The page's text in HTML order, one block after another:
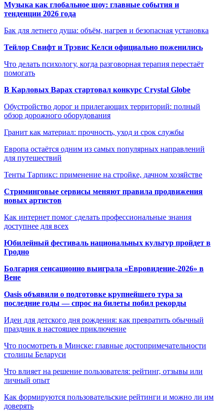
Музыка как глобальное шоу: главные события и
тенденции 2026 года
Бак для летнего душа: объём, нагрев и безопасная установка
Тейлор Свифт и Трэвис Келси официально поженились
Что делать психологу, когда разговорная терапия перестаёт
помогать
В Карловых Варах стартовал конкурс Crystal Globe
Обустройство дорог и прилегающих территорий: полный
обзор дорожного оборудования
Гранит как материал: прочность, уход и срок службы
Европа остаётся одним из самых популярных направлений
для путешествий
Тенты Тарпикс: применение на стройке, дачном хозяйстве
Стриминговые сервисы меняют правила продвижения
новых артистов
Как интернет помог сделать профессиональные знания
доступнее для всех
Юбилейный фестиваль национальных культур пройдет в
Гродно
Болгария сенсационно выиграла «Евровидение-2026» в
Вене
Oasis объявили о подготовке крупнейшего тура за
последние годы — спрос на билеты побил рекорды
Идеи для детского дня рождения: как превратить обычный
праздник в настоящее приключение
Что посмотреть в Минске: главные достопримечательности
столицы Беларуси
Что влияет на решение пользователя: рейтинг, отзывы или
личный опыт
Как формируются пользовательские рейтинги и можно ли им
доверять